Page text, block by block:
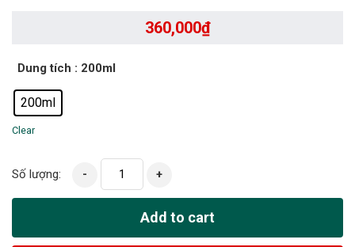
360,000₫
Dung tích : 200ml
200ml
Clear
Số lượng: - +
Add to cart